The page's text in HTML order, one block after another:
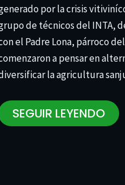
por la crisis
de técnicos del INTA,
el Padre Lona, párroco
a pensar en
la agricultura
SEGUIR LEYENDO